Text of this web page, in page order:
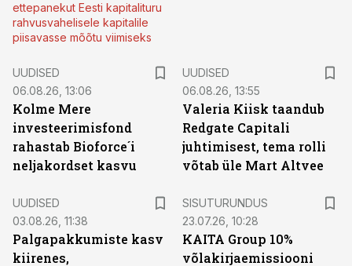
ettepanekut Eesti kapitalituru
rahvusvahelisele kapitalile
piisavasse mõõtu viimiseks
UUDISED
06.08.26, 13:06
Kolme Mere
investeerimisfond
rahastab Bioforce´i
neljakordset kasvu
UUDISED
06.08.26, 13:55
Valeria Kiisk taandub
Redgate Capitali
juhtimisest, tema rolli
võtab üle Mart Altvee
UUDISED
03.08.26, 11:38
Palgapakkumiste kasv
kiirenes,
SISUTURUNDUS
23.07.26, 10:28
KAITA Group 10%
võlakirjaemissiooni